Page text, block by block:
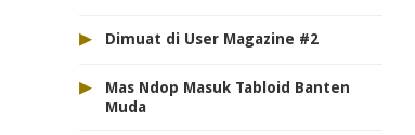
▸ Dimuat di User Magazine #2
▸
Mas Ndop Masuk Tabloid Banten
Muda